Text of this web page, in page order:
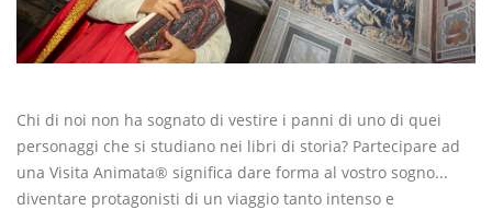
Chi di noi non ha sognato di vestire i panni di uno di quei
personaggi che si studiano nei libri di storia? Partecipare ad
una Visita Animata® significa dare forma al vostro sogno...
diventare protagonisti di un viaggio tanto intenso e